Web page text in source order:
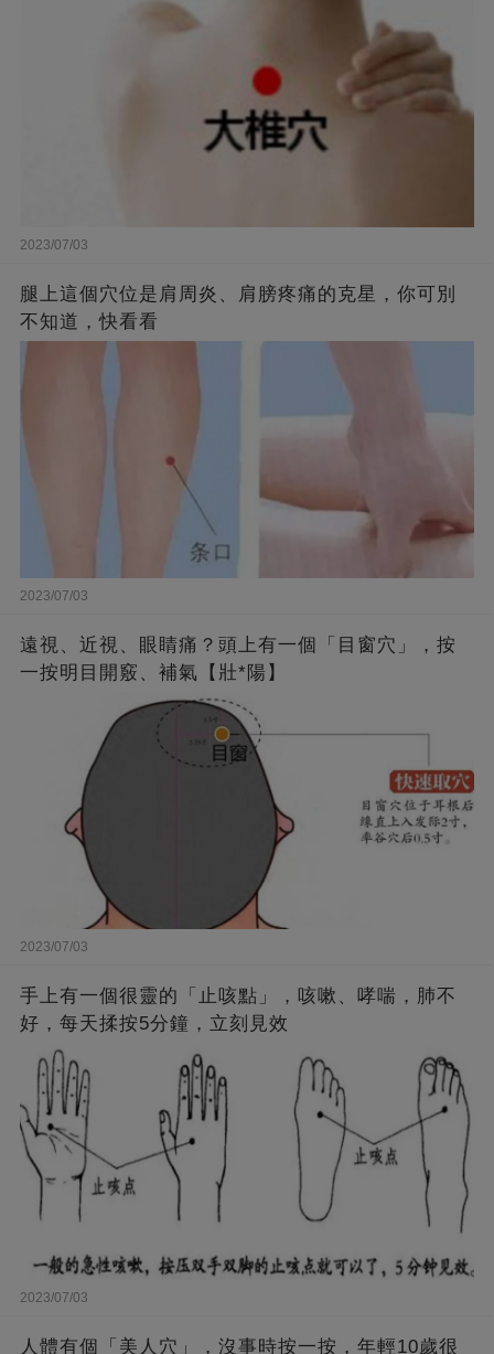
2023/07/03
腿上這個穴位是肩周炎、肩膀疼痛的克星，你可別
不知道，快看看
2023/07/03
遠視、近視、眼睛痛？頭上有一個「目窗穴」，按
一按明目開竅、補氣【壯*陽】
2023/07/03
手上有一個很靈的「止咳點」，咳嗽、哮喘，肺不
好，每天揉按5分鐘，立刻見效
2023/07/03
人體有個「美人穴」，沒事時按一按，年輕10歲很